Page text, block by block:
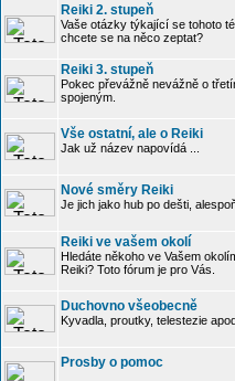
Reiki 2. stupeň
Vaše otázky týkající se tohoto
chcete se na něco zeptat?
Reiki 3. stupeň
Pokec převážně nevážně o
spojeným.
Vše ostatní, ale o Reiki
Jak už název napovídá ...
Nové směry Reiki
Je jich jako hub po dešti,
Reiki ve vašem okolí
Hledáte někoho ve Vašem
Reiki? Toto fórum je pro Vás.
Duchovno všeobecně
Kyvadla, proutky, telestezie
Prosby o pomoc